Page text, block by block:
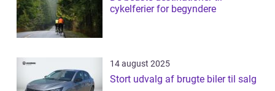
cykelferier for begyndere
14 august 2025
Stort udvalg af brugte biler til salg